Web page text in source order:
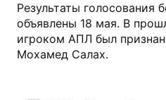
Результаты голосования
объявлены 18 мая. В
игроком АПЛ был
Мохамед Салах.